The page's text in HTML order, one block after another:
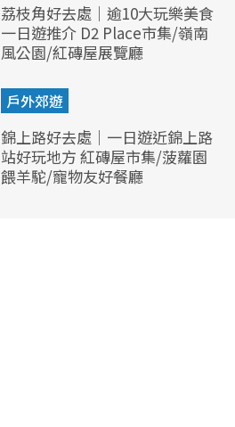
荔枝角好去處｜逾10大玩樂美食
一日遊推介 D2 Place市集/嶺南
風公園/紅磚屋展覽廳
戶外郊遊
錦上路好去處｜一日遊近錦上路
站好玩地方 紅磚屋市集/菠蘿園
餵羊駝/寵物友好餐廳